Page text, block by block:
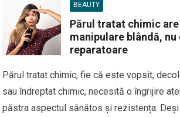
BEAUTY
Părul tratat chimic
manipulare blândă,
reparatoare
Părul tratat chimic, fie că este vopsit,
sau îndreptat chimic, necesită o îngrijire
păstra aspectul sănătos și rezistența.